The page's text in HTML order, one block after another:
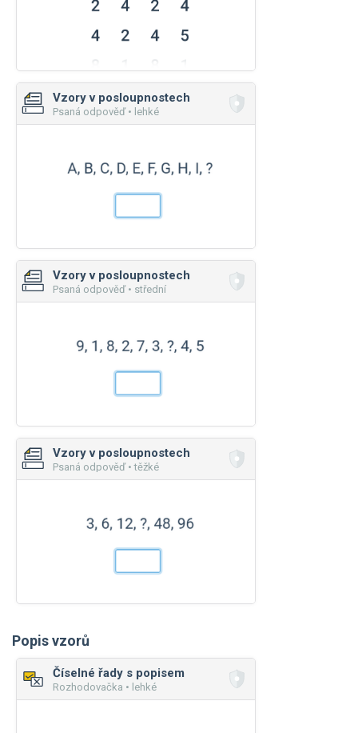
Vzory v posloupnostech
Psaná odpověď • lehké
Vzory v posloupnostech
Psaná odpověď • střední
Vzory v posloupnostech
Psaná odpověď • těžké
Popis vzorů
Číselné řady s popisem
Rozhodovačka • lehké